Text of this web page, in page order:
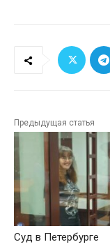
Предыдущая статья
Суд в Петербурге